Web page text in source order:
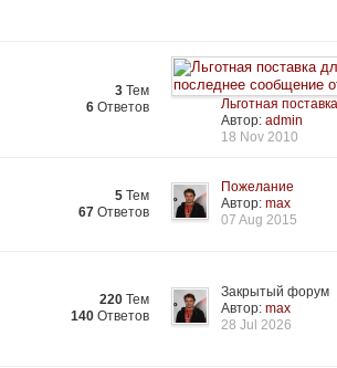
3 Тем
6 Ответов
Льготная
Автор:admin
18 Nov 2010
5 Тем
67 Ответов
Пожелание
Автор:max
07 Aug 2015
220 Тем
140 Ответов
Закрытый форум
Автор:max
28 Jul 2026